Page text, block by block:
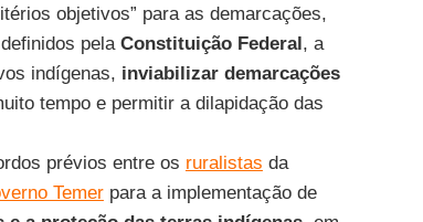
objetivos” para as demarcações,
pela Constituição Federal, a
indígenas, inviabilizar demarcações
tempo e permitir a dilapidação das
prévios entre os ruralistas da
Temerpara a implementação de